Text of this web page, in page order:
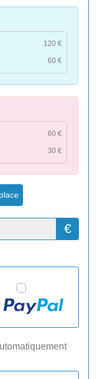
120 €
60 €
60 €
30 €
€